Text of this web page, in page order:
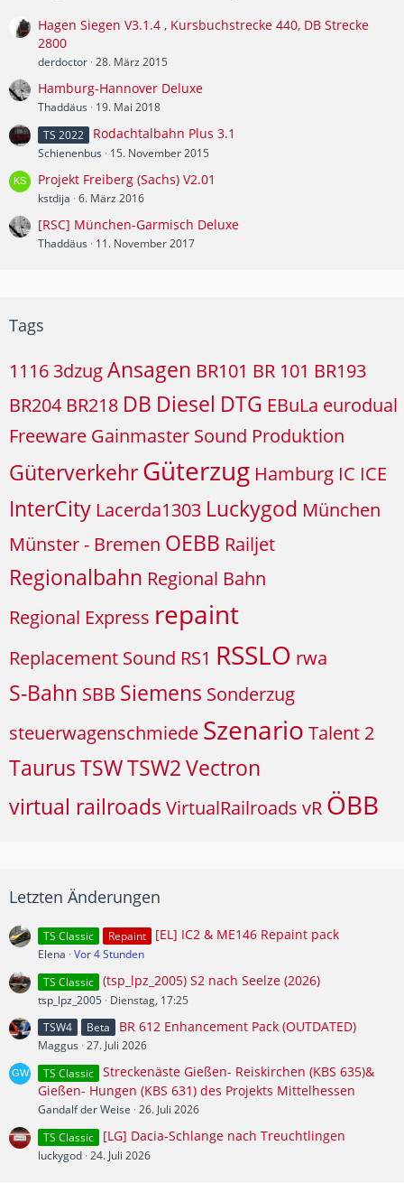
Hagen Siegen V3.1.4 , Kursbuchstrecke 440, DB Strecke
2800
derdoctor 28. März 2015
Hamburg-Hannover Deluxe
Thaddäus
19. Mai 2018
TS 2022
Rodachtalbahn Plus 3.1
Schienenbus 15. November 2015
Projekt Freiberg (Sachs) V2.01
kstdija 6. März 2016
[RSC] München-Garmisch Deluxe
Thaddäus 11. November 2017
Tags
1116 3dzugAnsagen BR101 BR 101 BR193
BR204 BR218 DB Diesel DTG EBuLa eurodual
Freeware Gainmaster Sound Produktion
GüterverkehrGüterzug Hamburg IC ICE
InterCity Lacerda1303 Luckygod München
Münster - Bremen OEBB Railjet
Regionalbahn Regional Bahn
Regional Express repaint
Replacement Sound RS1 RSSLO rwa
S-Bahn SBB Siemens Sonderzug
steuerwagenschmiede Szenario Talent 2
TaurusTSWTSW2Vectron
virtual railroads VirtualRailroads vR ÖBB
Letzten Änderungen
TS Classic Repaint [EL] IC2 & ME146 Repaint pack
Elena Vor 4 Stunden
TS Classic (tsp_lpz_2005) S2 nach Seelze (2026)
tsp_lpz_2005
Dienstag, 17:25
TSW4
Beta BR 612 Enhancement Pack (OUTDATED)
Maggus 27. Juli 2026
TS Classic Streckenäste Gießen- Reiskirchen (KBS 635)&
Gießen- Hungen (KBS 631) des Projekts Mittelhessen
Gandalf der Weise 26. Juli 2026
TS Classic
[LG] Dacia-Schlange nach Treuchtlingen
luckygod 24. Juli 2026